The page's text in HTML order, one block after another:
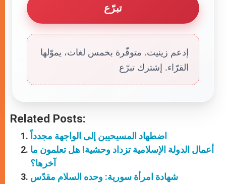
تبرّع
إدعم زينيت. متوفّرة بخمس لغات، يموّلها
القرّاء. إشترك تبرّع
Related Posts:
اضطهاد المسيحيين إلى الواجهة مجدداً
أعمال الدولة الإسلامية تزداد وحشية! هل تعلمون ما
آخرها؟
شهادة امرأة سورية: وحده السلام مقدّس